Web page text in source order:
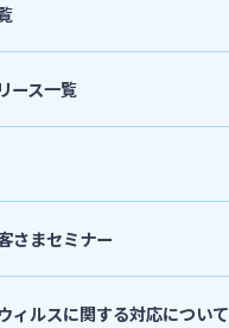
ース一覧
さまセミナー
ィルスに関する対応について